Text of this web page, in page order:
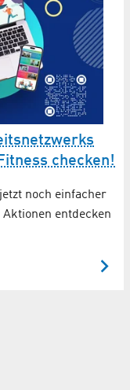
checken!
noch einfacher
entdecken